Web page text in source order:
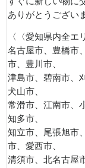
ありがとうござい
〈〈愛知県内全エ
名古屋市、豊橋市
市、豊川市、
津島市、碧南市、
犬山市、
常滑市、江南市、
知多市、
知立市、尾張旭市
市、愛西市、
清須市、北名古屋